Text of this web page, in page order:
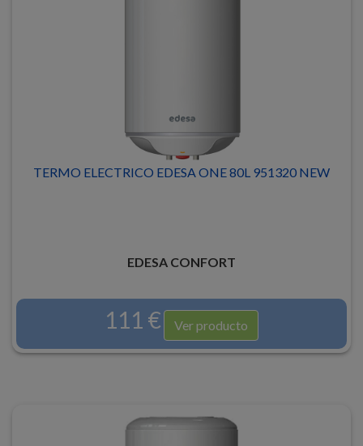
TERMO ELECTRICO EDESA ONE 80L 951320 NEW
EDESA CONFORT
111 € Ver producto